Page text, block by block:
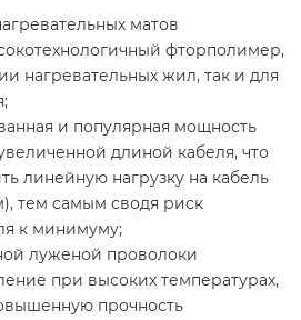
матов
фторполимер,
нагревательных жил, так и для
и популярная мощность
длиной кабеля, что
линейную нагрузку на кабель
тем самым сводя риск
к минимуму;
луженой проволоки
при высоких температурах,
прочность